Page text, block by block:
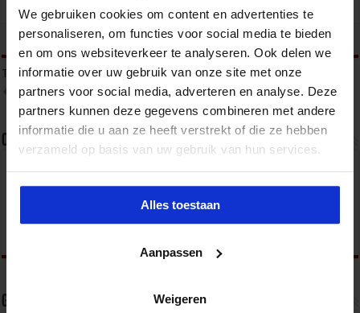
We gebruiken cookies om content en advertenties te
personaliseren, om functies voor social media te bieden
en om ons websiteverkeer te analyseren. Ook delen we
informatie over uw gebruik van onze site met onze
partners voor social media, adverteren en analyse. Deze
partners kunnen deze gegevens combineren met andere
informatie die u aan ze heeft verstrekt of die ze hebben
verzameld op basis van uw gebruik van hun services.
Alles toestaan
Aanpassen
Weigeren
tweet
Tags COMPLEXE PROBLEMATIEK
ONBEGREPEN GEDRAG
OPENBARE ORDE
VERWARD GEDRAG
Over sbo
Het Studiecentrum voor Bedrijf en Overheid (SBO)
organiseert jaarlijks zo’n 200 opleidingen en
congressen over o.a. onderwijs, veiligheid, milieu
Gerelateerde Artikelen